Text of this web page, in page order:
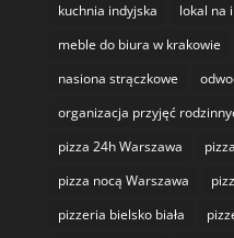
kuchnia indyjska
lokal na
meble do biura w krakowie
nasiona strączkowe
organizacja przyjęć
pizza 24h Warszawa
pizza nocą Warszawa
pizzeria bielsko biała